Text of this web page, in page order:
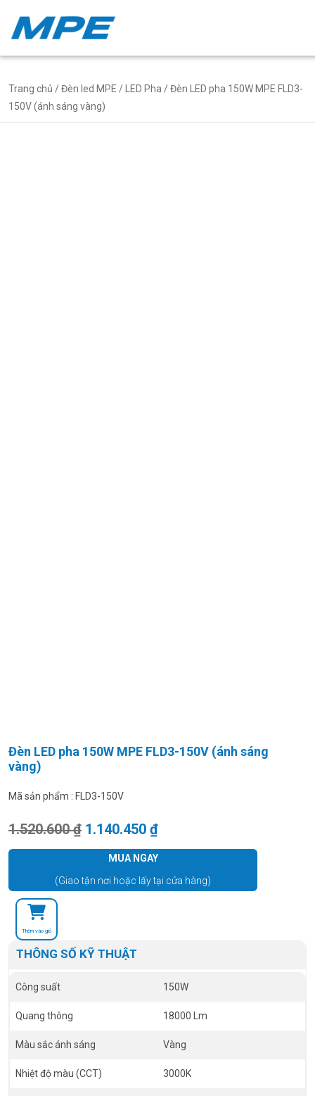
Trang chủ /Đèn led MPE / LED Pha / Đèn LED pha 150W MPE FLD3-
150V (ánh sáng vàng)
Đèn LED pha 150W MPE FLD3-150V (ánh sáng
vàng)
Mã sản phẩm : FLD3-150V
1.520.600₫ Giá gốc là: 1.520.600 ₫.
1.140.450 ₫Giá hiện tại là: 1.140.450
MUA NGAY
(Giao tận nơi hoặc lấy tại cửa hàng)
Thêm vào giỏ
THÔNG SỐ KỸ THUẬT
Công suất 150W
Quang thông 18000 Lm
Màu sắc ánh sáng Vàng
Nhiệt độ màu (CCT) 3000K